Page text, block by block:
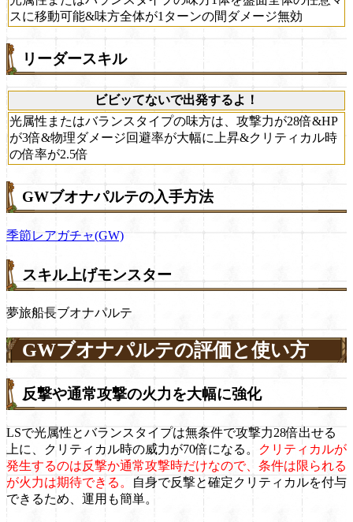
スに移動可能&味方全体が1ターンの間ダメージ無効
リーダースキル
ビビッてないで出発するよ！
光属性またはバランスタイプの味方は、攻撃力が28倍&HP
が3倍&物理ダメージ回避率が大幅に上昇&クリティカル時
の倍率が2.5倍
GWブオナパルテの入手方法
季節レアガチャ(GW)
スキル上げモンスター
夢旅船長ブオナパルテ
GWブオナパルテの評価と使い方
反撃や通常攻撃の火力を大幅に強化
LSで光属性とバランスタイプは無条件で攻撃力28倍出せる
上に、クリティカル時の威力が70倍になる。
クリティカルが
発生するのは反撃か通常攻撃時だけなので、条件は限られる
が火力は期待できる。
自身で反撃と確定クリティカルを付与
できるため、運用も簡単。